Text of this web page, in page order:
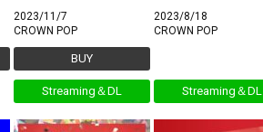
2023/11/7
CROWN POP
BUY
Streaming＆DL
2023/8/18
CROWN POP
Streaming＆DL